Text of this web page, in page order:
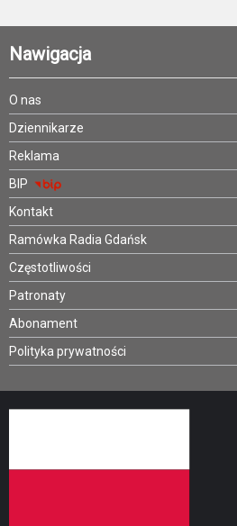
Nawigacja
O nas
Dziennikarze
Reklama
BIP
Kontakt
Ramówka Radia Gdańsk
Częstotliwości
Patronaty
Abonament
Polityka prywatności